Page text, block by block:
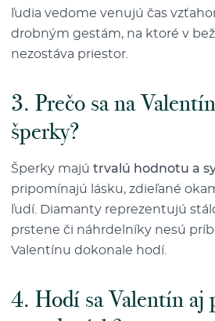
ľudia vedome venujú čas
drobným gestám, na ktoré v
nezostáva priestor.
3. Prečo sa na
šperky?
Šperky majú trvalú hodnotu a
pripomínajú lásku, zdieľané
ľudí. Diamanty reprezentujú
prstene či náhrdelníky nesú
Valentínu dokonale hodí.
4. Hodí sa Valentín aj